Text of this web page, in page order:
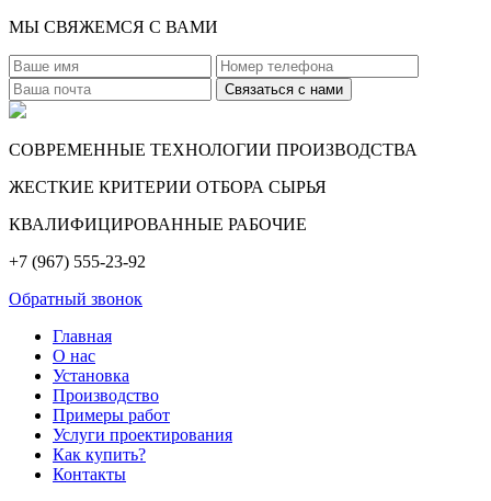
МЫ СВЯЖЕМСЯ С ВАМИ
СОВРЕМЕННЫЕ ТЕХНОЛОГИИ ПРОИЗВОДСТВА
ЖЕСТКИЕ КРИТЕРИИ ОТБОРА СЫРЬЯ
КВАЛИФИЦИРОВАННЫЕ РАБОЧИЕ
+7 (967) 555-23-92
Обратный звонок
Главная
О нас
Установка
Производство
Примеры работ
Услуги проектирования
Как купить?
Контакты